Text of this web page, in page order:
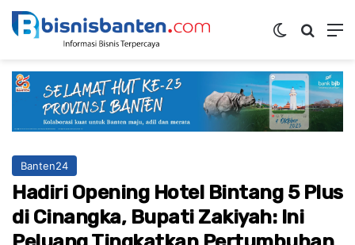
Switch skin
Banten24
Hadiri Opening Hotel Bintang 5 Plus
di Cinangka, Bupati Zakiyah: Ini